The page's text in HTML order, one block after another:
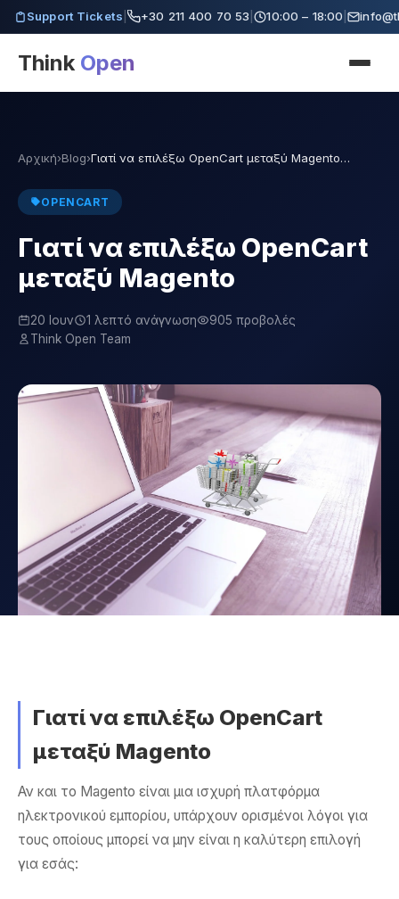
Support Tickets | +30 211 400 70 53 | 10:00 – 18:00 |
Think Open
Αρχική›Blog›Γιατί να επιλέξω OpenCart μεταξύ Magento…
OPENCART
Γιατί να επιλέξω OpenCart
μεταξύ Magento
20 Ιουν 1 λεπτό ανάγνωση
905 προβολές
Think Open Team
Γιατί να επιλέξω OpenCart
μεταξύ Magento
Αν και το Magento είναι μια ισχυρή πλατφόρμα
ηλεκτρονικού εμπορίου, υπάρχουν ορισμένοι λόγοι για
τους οποίους μπορεί να μην είναι η καλύτερη επιλογή
για εσάς: